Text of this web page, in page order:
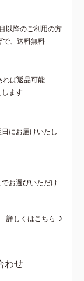
以降のご利用の方
で、送料無料
れば返品可能
ます
にお届けいたし
お選びいただけ
詳しくはこちら
わせ